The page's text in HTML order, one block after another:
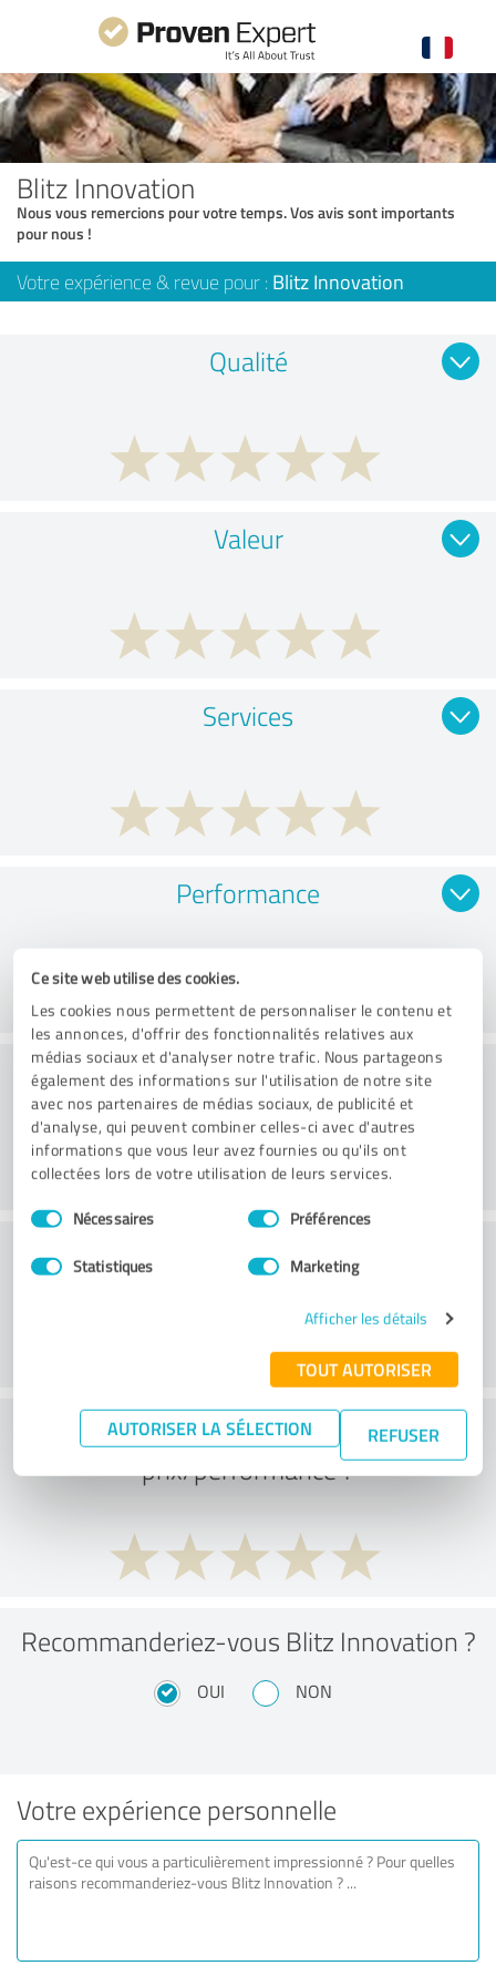
Ce site web utilise des cookies.
Les cookies nous permettent de personnaliser le contenu et
les annonces, d'offrir des fonctionnalités relatives aux
médias sociaux et d'analyser notre trafic. Nous partageons
également des informations sur l'utilisation de notre site
avec nos partenaires de médias sociaux, de publicité et
d'analyse, qui peuvent combiner celles-ci avec d'autres
informations que vous leur avez fournies ou qu'ils ont
collectées lors de votre utilisation de leurs services.
Sélection
du
Nécessaires Préférences
Statistiques Marketing
Afficher les détails
TOUT AUTORISER
AUTORISER LA SÉLECTION REFUSER
Blitz Innovation
Nous vous remercions pour votre temps. Vos avis sont importants
pour nous !
Votre expérience & revue pour : Blitz Innovation
Qualité
Valeur
Services
Performance
Conseil
Service à la clientèle
Que pensez-vous du rapport
prix/performance ?
Recommanderiez-vous Blitz Innovation ?
OUI NON
Votre expérience personnelle